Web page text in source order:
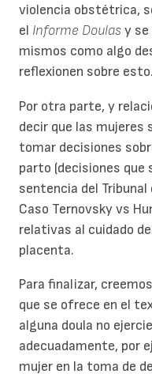
violencia obstétrica,
el Informe Doulasy
mismos como algo
reflexionen sobre esto.
Por otra parte, y
decir que las
tomar decisiones
parto (decisiones que
sentencia del
Caso Ternovsky vs
relativas al cuidado
placenta.
Para finalizar,
que se ofrece en el
alguna doula no
adecuadamente, por
mujer en la toma de